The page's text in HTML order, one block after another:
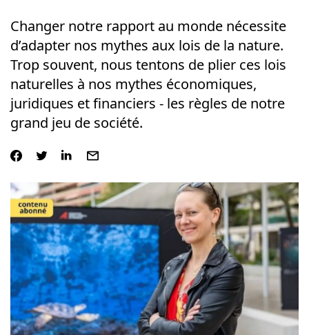
Changer notre rapport au monde nécessite
d’adapter nos mythes aux lois de la nature.
Trop souvent, nous tentons de plier ces lois
naturelles à nos mythes économiques,
juridiques et financiers - les règles de notre
grand jeu de société.